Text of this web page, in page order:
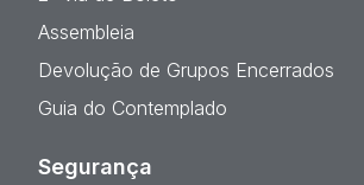
Assembleia
Devolução de Grupos Encerrados
Guia do Contemplado
Segurança